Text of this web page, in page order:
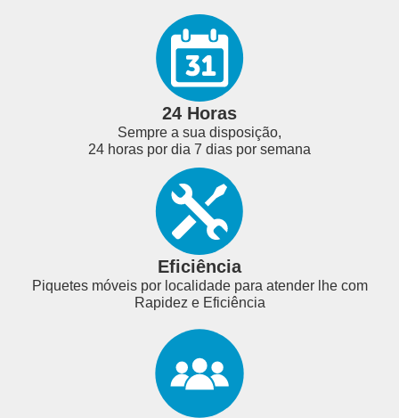
24 Horas
Sempre a sua disposição,
24 horas por dia 7 dias por semana
Eficiência
Piquetes móveis por localidade para atender lhe com
Rapidez e Eficiência